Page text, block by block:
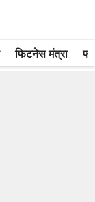
फिटनेस मंत्रा